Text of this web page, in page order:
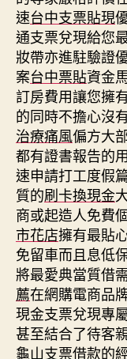
速台中支票貼現
通支票兌現給您
妝帶亦進駐驗證
案台中票貼資金
訂房費用讓您擁
的同時不擔心沒
治療痛風偏方大
都有證書報告的
速申請打工度假
質的刷卡換現金
商或起造人免費
市花店擁有最貼
免留車而且息低
將最愛典當質借
薦在網購電商品
現金支票兌現專
甚至結合了待客
龜山支票借款的